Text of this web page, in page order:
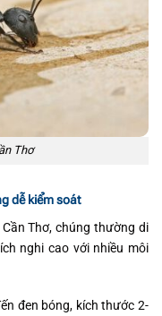
Thơ
dễ kiểm soát
Thơ, chúng thường di
nghi cao với nhiều môi
đen bóng, kích thước 2-